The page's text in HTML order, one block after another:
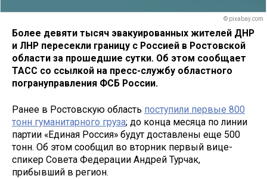
© pixabay.com
Более девяти тысяч эвакуированных жителей ДНР
и ЛНР пересекли границу с Россией в Ростовской
области за прошедшие сутки. Об этом сообщает
ТАСС со ссылкой на пресс-службу областного
погрануправления ФСБ России.
Ранее в Ростовскую область поступили первые 800
тонн гуманитарного груза; до конца месяца по линии
партии «Единая Россия» будут доставлены еще 500
тонн. Об этом сообщил во вторник первый вице-
спикер Совета Федерации Андрей Турчак,
прибывший в регион.